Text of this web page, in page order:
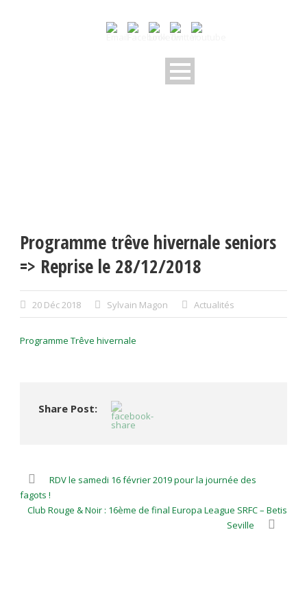
Programme trêve hivernale seniors
=> Reprise le 28/12/2018
20 Déc 2018 Sylvain Magon Actualités
Programme Trêve hivernale
Share Post:
RDV le samedi 16 février 2019 pour la journée des
fagots !
Club Rouge & Noir : 16ème de final Europa League SRFC – Betis
Seville